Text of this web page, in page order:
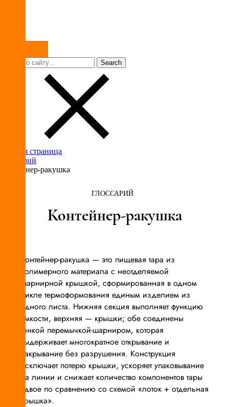
Главная страница
Глоссарий
Контейнер-ракушка
ГЛОССАРИЙ
Контейнер-ракушка
Контейнер-ракушка — это пищевая тара из
полимерного материала с неотделяемой
шарнирной крышкой, сформированная в одном
цикле термоформования единым изделием из
одного листа. Нижняя секция выполняет функцию
ёмкости, верхняя — крышки; обе соединены
тонкой перемычкой-шарниром, которая
выдерживает многократное открывание и
закрывание без разрушения. Конструкция
исключает потерю крышки, ускоряет упаковывание
на линии и снижает количество компонентов тары
вдвое по сравнению со схемой «лоток + отдельная
крышка».